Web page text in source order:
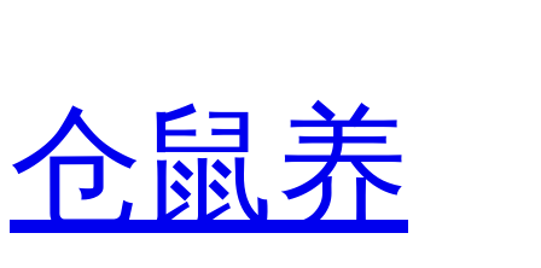
仓鼠养